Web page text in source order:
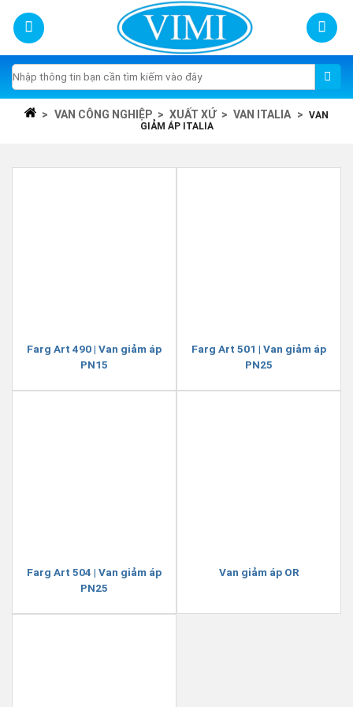
content
Tìm
kiếm:
> VAN CÔNG NGHIỆP > XUẤT XỨ > VAN ITALIA > VAN
GIẢM ÁP ITALIA
Farg Art 490 | Van giảm áp
PN15
Farg Art 501 | Van giảm áp
PN25
Farg Art 504 | Van giảm áp
PN25
Van giảm áp OR